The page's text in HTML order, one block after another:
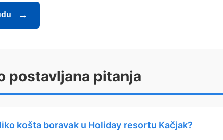
postavljana pitanja
košta boravak u Holiday resortu Kačjak?